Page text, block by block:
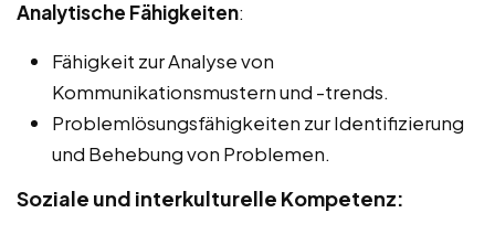
Analytische Fähigkeiten:
Fähigkeit zur Analyse von
Kommunikationsmustern und -trends.
Problemlösungsfähigkeiten zur Identifizierung
und Behebung von Problemen.
Soziale und interkulturelle Kompetenz: